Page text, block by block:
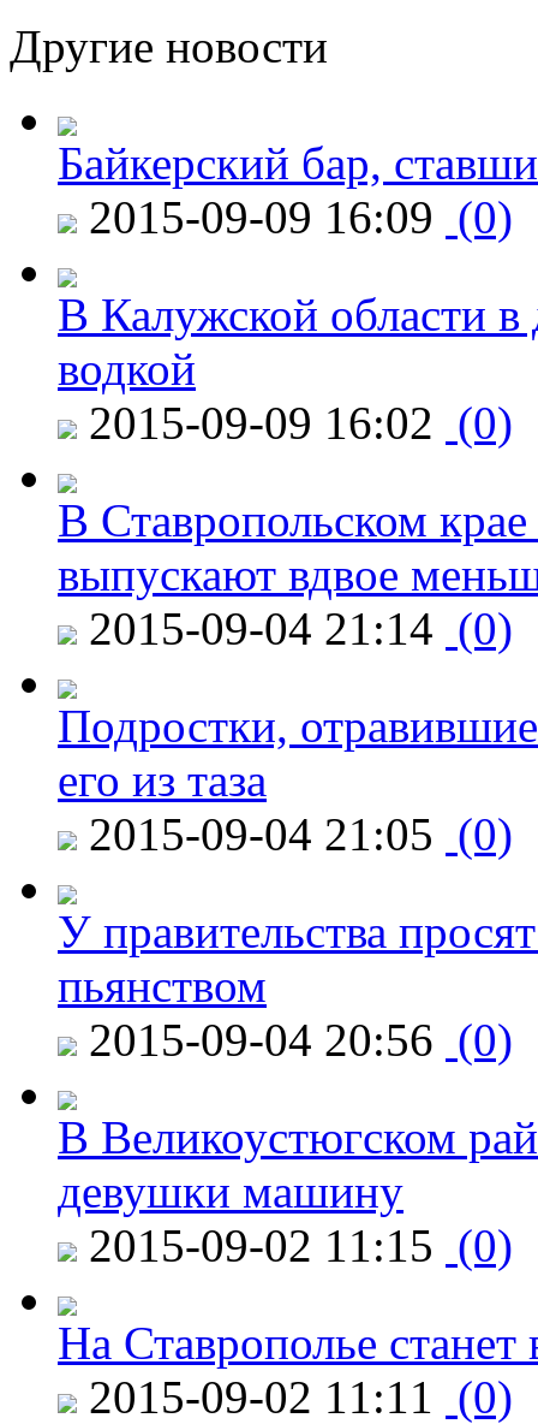
Другие новости
Байкерский бар,
2015-09-09 16:09 (0)
В Калужской области в
водкой
2015-09-09 16:02 (0)
В Ставропольском
выпускают вдвое
2015-09-04 21:14 (0)
Подростки,
его из таза
2015-09-04 21:05 (0)
У правительства
пьянством
2015-09-04 20:56 (0)
В Великоустюгском
девушки машину
2015-09-02 11:15 (0)
На Ставрополье
2015-09-02 11:11 (0)